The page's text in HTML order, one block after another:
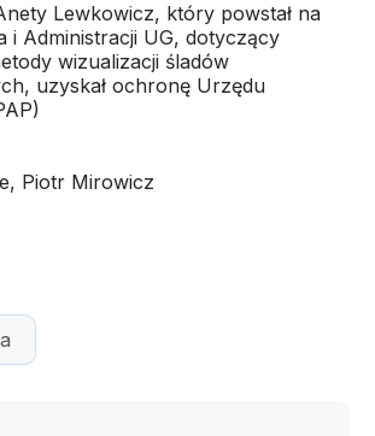
Lewkowicz, który powstał na
i Administracji UG, dotyczący
wizualizacji śladów
uzyskał ochronę Urzędu
Piotr Mirowicz